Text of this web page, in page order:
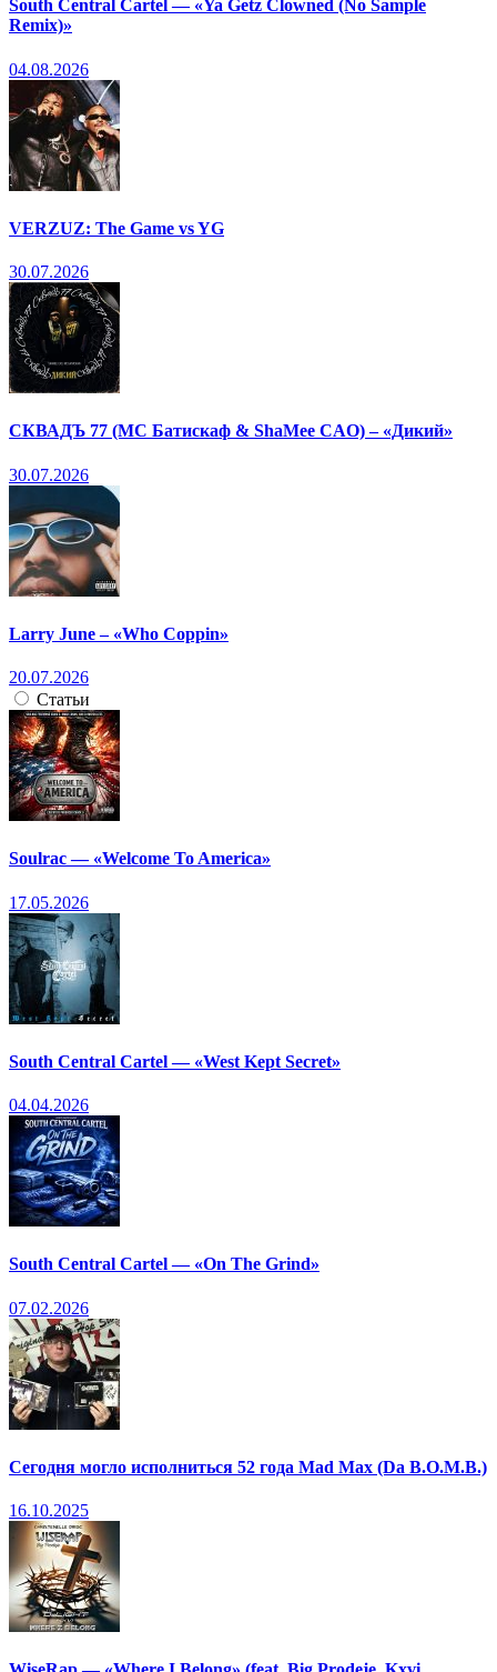
South Central Cartel — «Ya Getz Clowned (No Sample
Remix)»
04.08.2026
VERZUZ: The Game vs YG
30.07.2026
СКВАДЪ 77 (МС Батискаф & ShaMee CAO) – «Дикий»
30.07.2026
Larry June – «Who Coppin»
20.07.2026
Статьи
Soulrac — «Welcome To America»
17.05.2026
South Central Cartel — «West Kept Secret»
04.04.2026
South Central Cartel — «On The Grind»
07.02.2026
Сегодня могло исполниться 52 года Mad Max (Da B.O.M.B.)
16.10.2025